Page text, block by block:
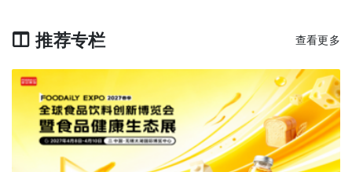
推荐专栏 查看更多